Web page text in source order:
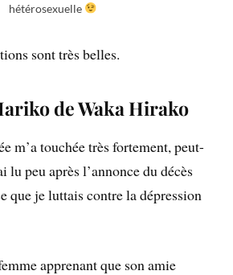
hétérosexuelle
sont très belles.
de Waka Hirako
m’a touchée très fortement, peut-
lu peu après l’annonce du décès
que je luttais contre la dépression
apprenant que son amie